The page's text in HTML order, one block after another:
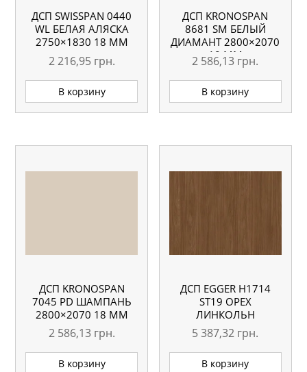
ДСП SWISSPAN 0440
WL БЕЛАЯ АЛЯСКА
2750×1830 18 ММ
2 216,95 грн.
В корзину
ДСП KRONOSPAN
8681 SM БЕЛЫЙ
ДИАМАНТ 2800×2070
18 ММ
2 586,13 грн.
В корзину
ДСП KRONOSPAN
7045 PD ШАМПАНЬ
2800×2070 18 ММ
2 586,13 грн.
В корзину
ДСП EGGER H1714
ST19 ОРЕХ
ЛИНКОЛЬН
2800×2070 18 ММ
5 387,32 грн.
В корзину